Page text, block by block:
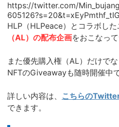
https://twitter.com/
HLP（HLPeace）とコラボし
（AL）の配布企画をおこなって
また優先購入権（AL）だけで
NFTのGiveawayも随時開催中で
詳しい内容は、 こちらの
できます。